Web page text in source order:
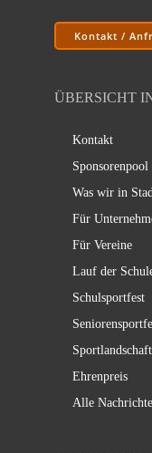
Kontakt /
ÜBERSICHT
Kontakt
Sponsorenpool
Was wir in
Für
Für Vereine
Lauf der
Schulsportfest
Ehrenpreis
Alle